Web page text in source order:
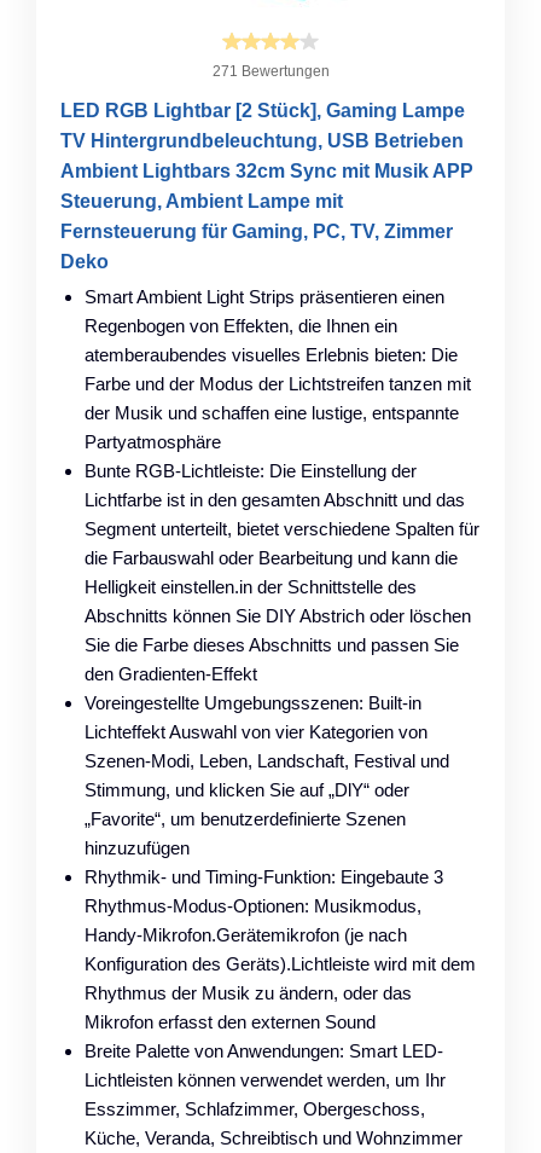
271 Bewertungen
LED RGB Lightbar [2 Stück], Gaming Lampe
TV Hintergrundbeleuchtung, USB Betrieben
Ambient Lightbars 32cm Sync mit Musik APP
Steuerung, Ambient Lampe mit
Fernsteuerung für Gaming, PC, TV, Zimmer
Deko
Smart Ambient Light Strips präsentieren einen
Regenbogen von Effekten, die Ihnen ein
atemberaubendes visuelles Erlebnis bieten: Die
Farbe und der Modus der Lichtstreifen tanzen mit
der Musik und schaffen eine lustige, entspannte
Partyatmosphäre
Bunte RGB-Lichtleiste: Die Einstellung der
Lichtfarbe ist in den gesamten Abschnitt und das
Segment unterteilt, bietet verschiedene Spalten für
die Farbauswahl oder Bearbeitung und kann die
Helligkeit einstellen.in der Schnittstelle des
Abschnitts können Sie DIY Abstrich oder löschen
Sie die Farbe dieses Abschnitts und passen Sie
den Gradienten-Effekt
Voreingestellte Umgebungsszenen: Built-in
Lichteffekt Auswahl von vier Kategorien von
Szenen-Modi, Leben, Landschaft, Festival und
Stimmung, und klicken Sie auf „DlY“ oder
„Favorite“, um benutzerdefinierte Szenen
hinzuzufügen
Rhythmik- und Timing-Funktion: Eingebaute 3
Rhythmus-Modus-Optionen: Musikmodus,
Handy-Mikrofon.Gerätemikrofon (je nach
Konfiguration des Geräts).Lichtleiste wird mit dem
Rhythmus der Musik zu ändern, oder das
Mikrofon erfasst den externen Sound
Breite Palette von Anwendungen: Smart LED-
Lichtleisten können verwendet werden, um Ihr
Esszimmer, Schlafzimmer, Obergeschoss,
Küche, Veranda, Schreibtisch und Wohnzimmer